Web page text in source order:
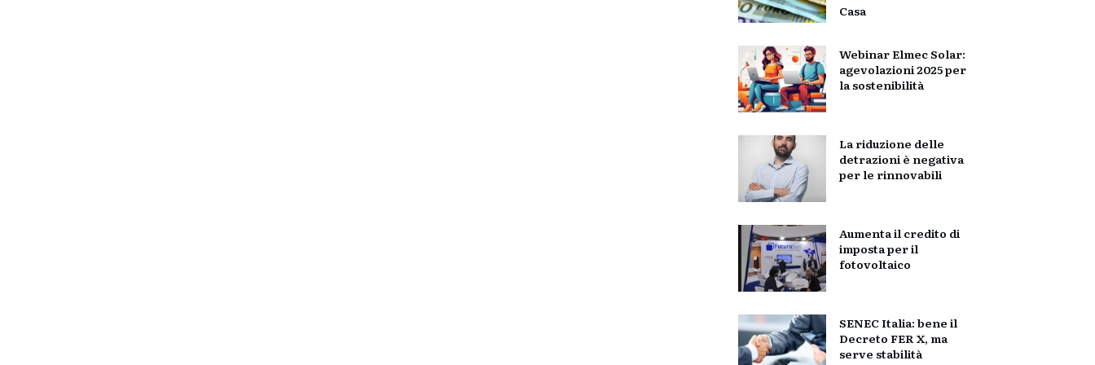
Casa
Webinar Elmec Solar:
agevolazioni 2025 per
la sostenibilità
La riduzione delle
detrazioni è negativa
per le rinnovabili
Aumenta il credito di
imposta per il
fotovoltaico
SENEC Italia: bene il
Decreto FER X, ma
serve stabilità